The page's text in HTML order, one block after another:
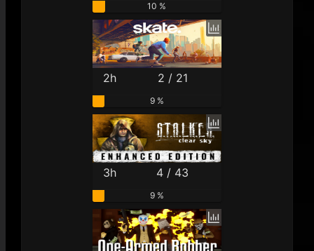
10 %
2h 2 / 21
9 %
3h 4 / 43
9 %